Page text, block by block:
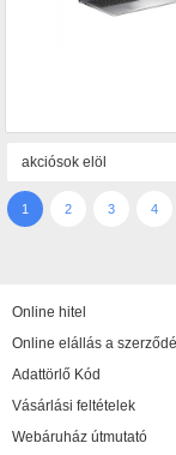
1 2 3 4
Online hitel
Online elállás a
Adattörlő Kód
Vásárlási feltételek
Webáruház útmutató